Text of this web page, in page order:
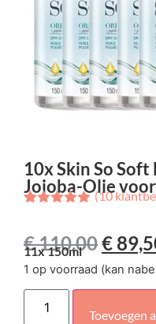
10x Skin So
Jojoba-Olie
gebaseerd
opklant
waarderingen
(10
€110,00€
11x 150ml
1 op voorraad (kan
Toevoegen